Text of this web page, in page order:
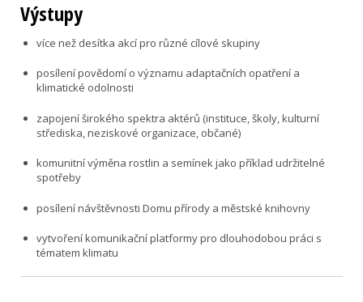
Výstupy
více než desítka akcí pro různé cílové skupiny
posílení povědomí o významu adaptačních opatření a
klimatické odolnosti
zapojení širokého spektra aktérů (instituce, školy, kulturní
střediska, neziskové organizace, občané)
komunitní výměna rostlin a semínek jako příklad udržitelné
spotřeby
posílení návštěvnosti Domu přírody a městské knihovny
vytvoření komunikační platformy pro dlouhodobou práci s
tématem klimatu